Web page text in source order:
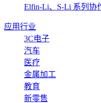
Elfin-Li、S-Li 系列协
应用行业
3C电子
汽车
医疗
金属加工
教育
新零售